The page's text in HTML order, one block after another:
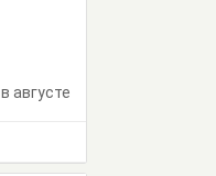
в августе